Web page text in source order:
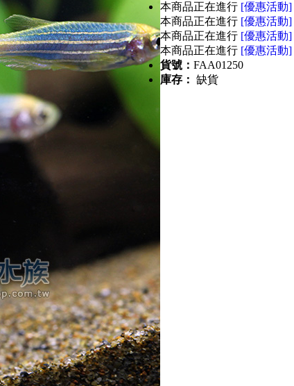
本商品正在進行 [優惠活動]
本商品正在進行 [優惠活動]
本商品正在進行 [優惠活動]
本商品正在進行 [優惠活動]
貨號： FAA01250
庫存： 缺貨